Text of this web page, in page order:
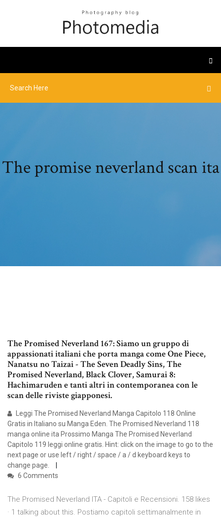
The promise neverland scan ita
The Promised Neverland 167: Siamo un gruppo di
appassionati italiani che porta manga come One Piece,
Nanatsu no Taizai - The Seven Deadly Sins, The
Promised Neverland, Black Clover, Samurai 8:
Hachimaruden e tanti altri in contemporanea con le
scan delle riviste giapponesi.
Leggi The Promised Neverland Manga Capitolo 118 Online
Gratis in Italiano su Manga Eden. The Promised Neverland 118
manga online ita Prossimo Manga The Promised Neverland
Capitolo 119 leggi online gratis. Hint: click on the image to go to the
next page or use left / right / space / a / d keyboard keys to
change page.
6 Comments
The Promised Neverland ITA - Capitoli e Recensioni. 158 likes
· 1 talking about this. Postiamo capitoli settimanalmente in